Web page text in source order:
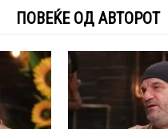
ПОВЕЌЕ ОД АВТОРОТ